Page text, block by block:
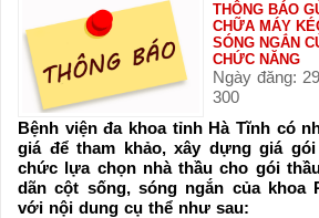
THÔNG BÁO
CHỮA MÁY
SÓNG NGẮN
CHỨC NĂNG
Ngày đăng:
300
Bệnh viện đa khoa tỉnh Hà Tĩnh có
giá để tham khảo, xây dựng giá
chức lựa chọn nhà thầu cho gói
dãn cột sống, sóng ngắn của khoa
với nội dung cụ thể như sau: